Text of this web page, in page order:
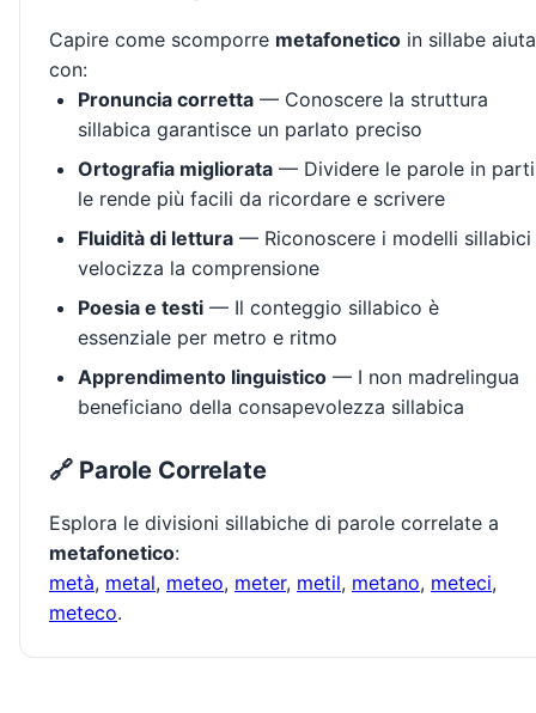
Capire come scomporre metafonetico in sillabe aiuta
con:
Pronuncia corretta — Conoscere la struttura
sillabica garantisce un parlato preciso
Ortografia migliorata — Dividere le parole in parti
le rende più facili da ricordare e scrivere
Fluidità di lettura — Riconoscere i modelli sillabici
velocizza la comprensione
Poesia e testi — Il conteggio sillabico è
essenziale per metro e ritmo
Apprendimento linguistico — I non madrelingua
beneficiano della consapevolezza sillabica
🔗 Parole Correlate
Esplora le divisioni sillabiche di parole correlate a
metafonetico:
metà, metal, meteo, meter, metil, metano, meteci,
meteco.